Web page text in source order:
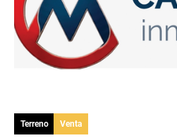
Terreno Venta